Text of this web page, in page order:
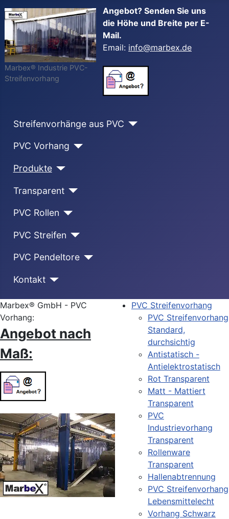
Marbex® Industrie PVC-
Streifenvorhang
Angebot? Senden Sie uns
die Höhe und Breite per E-
Mail.
Email: info@marbex.de
Streifenvorhänge aus PVC
PVC Vorhang
Produkte
Transparent
PVC Rollen
PVC Streifen
PVC Pendeltore
Kontakt
Marbex® GmbH - PVC
Vorhang:
Angebot nach
Maß:
PVC Streifenvorhang
PVC Streifenvorhang
Standard,
durchsichtig
Antistatisch -
Antielektrostatisch
Rot Transparent
Matt - Mattiert
Transparent
PVC
Industrievorhang
Transparent
Rollenware
Transparent
Hallenabtrennung
PVC Streifenvorhang
Lebensmittelecht
Vorhang Schwarz